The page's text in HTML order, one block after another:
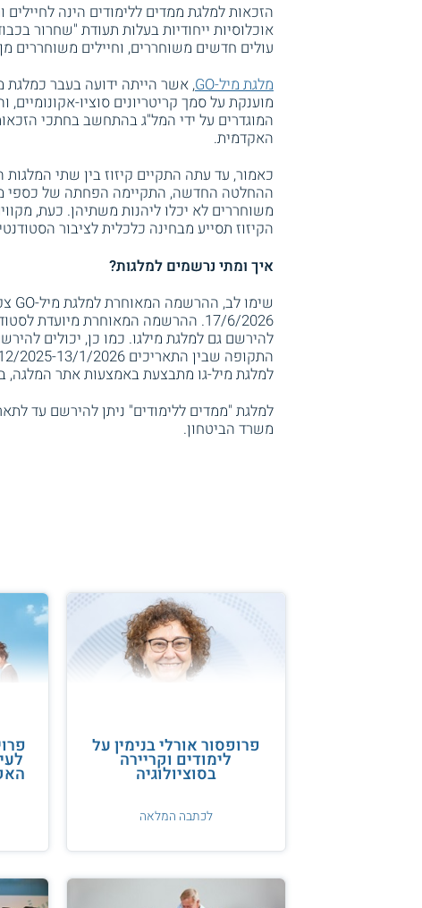
הזכאות למלגת ממדים ללימודים הינה
אוכלוסיות ייחודיות בעלות תעודת "שחרור
עולים חדשים משוחררים, וחיילים משוחררים
מלגת מיל-GO
, אשר הייתה ידועה בעבר כמלגת
מוענקת על סמך קריטריונים סוציו-
המוגדרים על ידי המל"ג בהתחשב בחתכי
האקדמית.
כאמור, עד עתה התקיים קיזוז בין שתי
ההחלטה החדשה, התקיימה הפחתה של כספי
משוחררים לא יכלו ליהנות משתיהן. כעת,
הקיזוז תסייע מבחינה כלכלית לציבור
איך ומתי נרשמים למלגות?
17/6/2026. ההרשמה המאוחרת מיועדת
להירשם גם למלגת מילגו. כמו כן, יכולים
למלגת מיל-גו מתבצעת באמצעות אתר המלגה,
משרד הביטחון.
פרופסור אורלי בנימין על
לימודים וקריירה
בסוציולוגיה
לכתבה המלאה